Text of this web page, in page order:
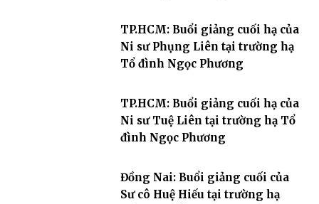
TP.HCM: Buổi giảng cuối hạ của
Ni sư Phụng Liên tại trường hạ
Tổ đình Ngọc Phương
TP.HCM: Buổi giảng cuối hạ của
Ni sư Tuệ Liên tại trường hạ Tổ
đình Ngọc Phương
Đồng Nai: Buổi giảng cuối của
Sư cô Huệ Hiếu tại trường hạ